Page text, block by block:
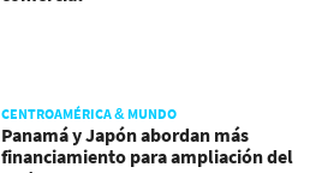
CENTROAMÉRICA & MUNDO
Panamá y Japón abordan más
financiamiento para ampliación del